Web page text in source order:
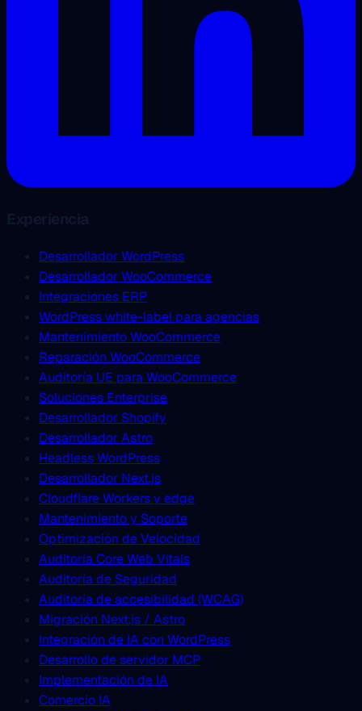
Desarrollador WordPress
Desarrollador WooCommerce
Integraciones ERP
WordPress white-label para agencias
Mantenimiento WooCommerce
Reparación WooCommerce
Auditoría UE para WooCommerce
Soluciones Enterprise
Desarrollador Shopify
Desarrollador Astro
Headless WordPress
Desarrollador Next.js
Cloudflare Workers y edge
Mantenimiento y Soporte
Optimización de Velocidad
Auditoría Core Web Vitals
Auditoría de Seguridad
Auditoría de accesibilidad (WCAG)
Migración Next.js / Astro
Integración de IA con WordPress
Desarrollo de servidor MCP
Implementación de IA
Comercio IA